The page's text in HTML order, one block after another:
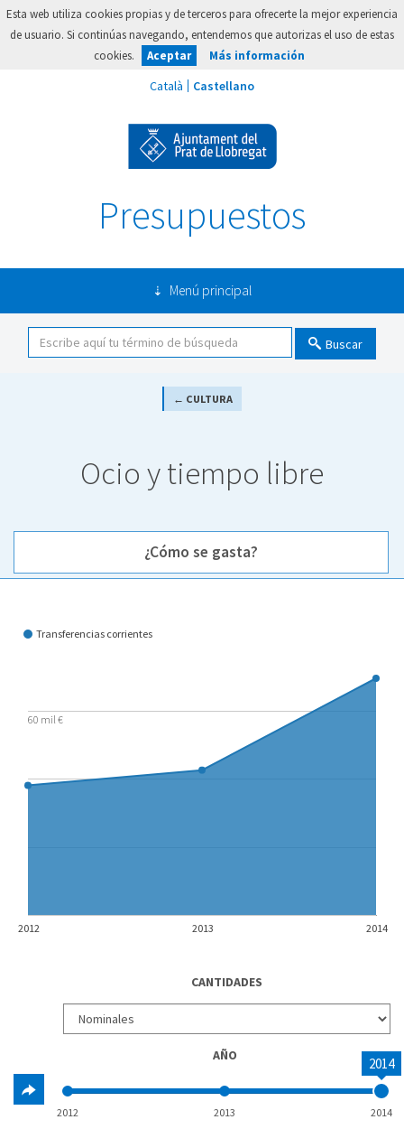
Esta web utiliza cookies propias y de terceros para ofrecerte la mejor experiencia
de usuario. Si continúas navegando, entendemos que autorizas el uso de estas
cookies.
Aceptar Más información
Presupuestos
Menú principal
Buscar
← CULTURA
Ocio y tiempo libre
¿Cómo se gasta?
Transferencias corrientes
2012 2013 2014
60 mil €
CANTIDADES
AÑO 2014
2012 2013 2014